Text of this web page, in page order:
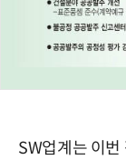
SW업계는 이번